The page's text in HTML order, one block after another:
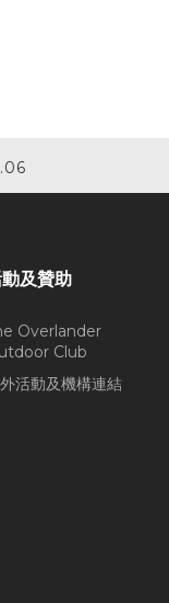
及贊助
Overlander
Club
活動及機構連結